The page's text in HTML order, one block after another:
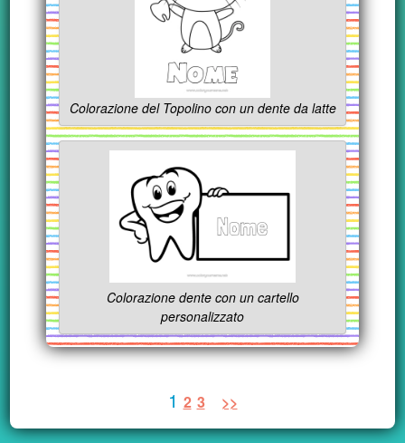
Colorazione del Topolino con un dente da latte
Colorazione dente con un cartello
personalizzato
1 2 3 >>